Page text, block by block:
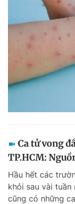
Ca tử vong
TP.HCM:
Hầu hết các
khỏi sau vài
cũng có những